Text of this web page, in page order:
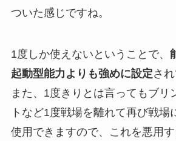
ついた感じですね。
1度しか使えないということで、
起動型能力よりも強めに設定さ
また、1度きりとは言ってもブリ
トなど1度戦場を離れて再び戦場
使用できますので、これを悪用